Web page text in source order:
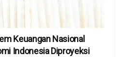
Keuangan Nasional
Indonesia Diproyeksi